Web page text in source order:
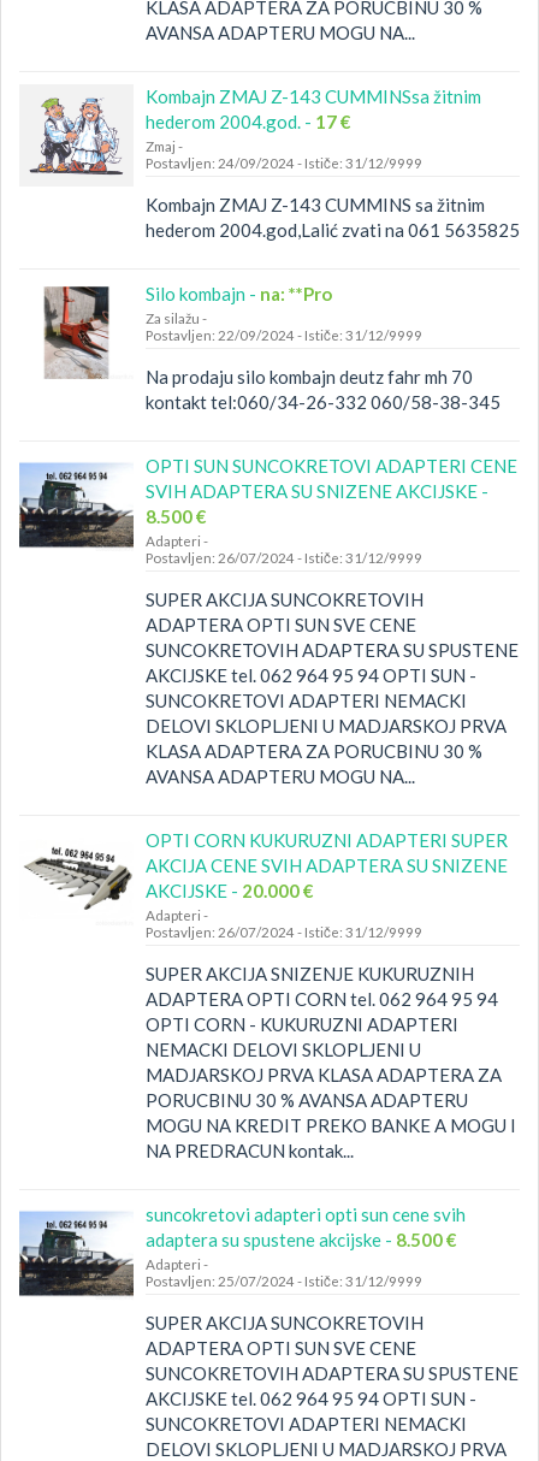
KLASA ADAPTERA ZA PORUCBINU 30 %
AVANSA ADAPTERU MOGU NA...
Kombajn ZMAJ Z-143 CUMMINSsa žitnim
hederom 2004.god. - 17 €
Zmaj -
Postavljen: 24/09/2024 - Ističe: 31/12/9999
Kombajn ZMAJ Z-143 CUMMINS sa žitnim
hederom 2004.god,Lalić zvati na 061 5635825
Silo kombajn - na: **Pro
Za silažu -
Postavljen: 22/09/2024 - Ističe: 31/12/9999
Na prodaju silo kombajn deutz fahr mh 70
kontakt tel:060/34-26-332 060/58-38-345
OPTI SUN SUNCOKRETOVI ADAPTERI CENE
SVIH ADAPTERA SU SNIZENE AKCIJSKE -
8.500 €
Adapteri -
Postavljen: 26/07/2024 - Ističe: 31/12/9999
SUPER AKCIJA SUNCOKRETOVIH
ADAPTERA OPTI SUN SVE CENE
SUNCOKRETOVIH ADAPTERA SU SPUSTENE
AKCIJSKE tel. 062 964 95 94 OPTI SUN -
SUNCOKRETOVI ADAPTERI NEMACKI
DELOVI SKLOPLJENI U MADJARSKOJ PRVA
KLASA ADAPTERA ZA PORUCBINU 30 %
AVANSA ADAPTERU MOGU NA...
OPTI CORN KUKURUZNI ADAPTERI SUPER
AKCIJA CENE SVIH ADAPTERA SU SNIZENE
AKCIJSKE - 20.000 €
Adapteri -
Postavljen: 26/07/2024 - Ističe: 31/12/9999
SUPER AKCIJA SNIZENJE KUKURUZNIH
ADAPTERA OPTI CORN tel. 062 964 95 94
OPTI CORN - KUKURUZNI ADAPTERI
NEMACKI DELOVI SKLOPLJENI U
MADJARSKOJ PRVA KLASA ADAPTERA ZA
PORUCBINU 30 % AVANSA ADAPTERU
MOGU NA KREDIT PREKO BANKE A MOGU I
NA PREDRACUN kontak...
suncokretovi adapteri opti sun cene svih
adaptera su spustene akcijske - 8.500 €
Adapteri -
Postavljen: 25/07/2024 - Ističe: 31/12/9999
SUPER AKCIJA SUNCOKRETOVIH
ADAPTERA OPTI SUN SVE CENE
SUNCOKRETOVIH ADAPTERA SU SPUSTENE
AKCIJSKE tel. 062 964 95 94 OPTI SUN -
SUNCOKRETOVI ADAPTERI NEMACKI
DELOVI SKLOPLJENI U MADJARSKOJ PRVA